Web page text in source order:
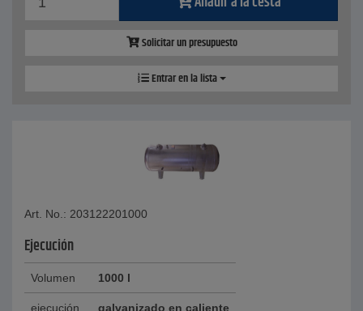
Solicitar un presupuesto
Entrar en la lista
Art. No.: 203122201000
Ejecución
Volumen 1000 l
ejecución
galvanizado en caliente